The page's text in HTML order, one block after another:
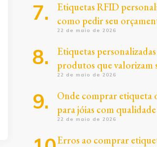
Etiquetas RFID
como pedir seu
22 de maio de 2026
Etiquetas
produtos que valorizam
22 de maio de 2026
Onde comprar etiqueta
para jóias com qualidade
22 de maio de 2026
Erros ao comprar